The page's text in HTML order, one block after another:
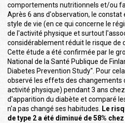
comportements nutritionnels et/ou
Après 6 ans d'observation, le
style de vie (en ce qui concerne le
de l'activité physique et surtout
considérablement réduit le risque de
Cette étude a été confirmée par le
National de la Santé Publique de
Diabetes Prevention Study". Pour
observé les effets des changements
activité physique) pendant 3 ans
d'apparition du diabète et comparé
n'a pas changé ses habitudes. Le
de type 2 a été diminué de 58%